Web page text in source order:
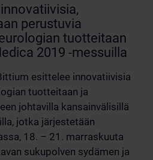
perustuvia
tuotteitaan
2019 -messuilla
esittelee innovatiivisia
tuotteitaan ja
johtavilla kansainvälisillä
jotka järjestetään
18. – 21. marraskuuta
sukupolven sydämen ja